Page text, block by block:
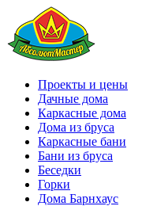
Проекты и цены
Дачные дома
Каркасные дома
Дома из бруса
Каркасные бани
Бани из бруса
Беседки
Горки
Дома Барнхаус